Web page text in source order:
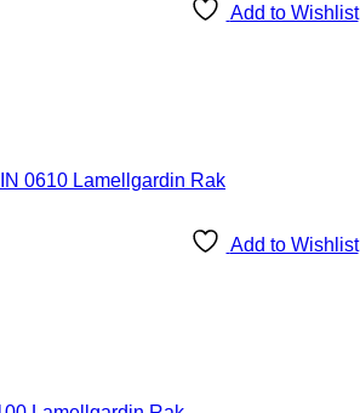
Add to Wishlist
Add to Wishlist